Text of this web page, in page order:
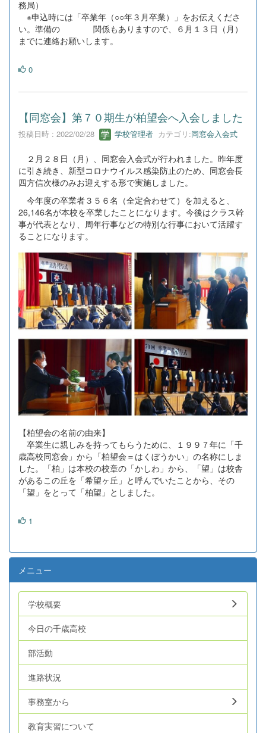
務局）
※申込時には「卒業年（○○年３月卒業）」をお伝えくださ
い。準備の 関係もありますので、６月１３日（月）
までに連絡お願いします。
0
【同窓会】第７０期生が柏望会へ入会しました
投稿日時 : 2022/02/28 学校管理者 カテゴリ:同窓会入会式
２月２８日（月）、同窓会入会式が行われました。昨年度
に引き続き、新型コロナウイルス感染防止のため、同窓会長
四方信次様のみお迎えする形で実施しました。
今年度の卒業者３５６名（全定合わせて）を加えると、
26,146名が本校を卒業したことになります。今後はクラス幹
事が代表となり、周年行事などの特別な行事において活躍す
ることになります。
【柏望会の名前の由来】
卒業生に親しみを持ってもらうために、１９９７年に「千
歳高校同窓会」から「柏望会＝はくぼうかい」の名称にしま
した。「柏」は本校の校章の「かしわ」から、「望」は校舎
があるこの丘を「希望ヶ丘」と呼んでいたことから、その
「望」をとって「柏望」としました。
1
メニュー
学校概要
今日の千歳高校
部活動
進路状況
事務室から
教育実習について